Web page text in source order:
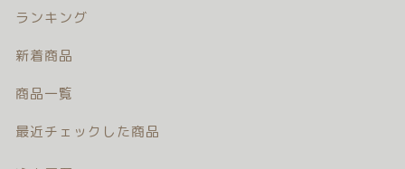
ランキング
新着商品
商品一覧
最近チェックした商品
最近チェックした商品
注文履歴